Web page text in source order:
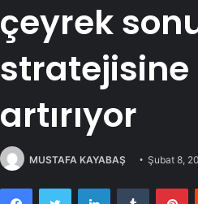
çeyrek
artırıyor
MUSTAFA KAYABAŞ Şubat 8,
FacebookTwitter LinkedInTumblr